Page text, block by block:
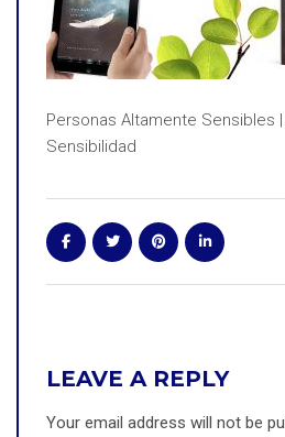
Personas Altamente Sensibles
Sensibilidad
LEAVE A REPLY
Your email address will not be